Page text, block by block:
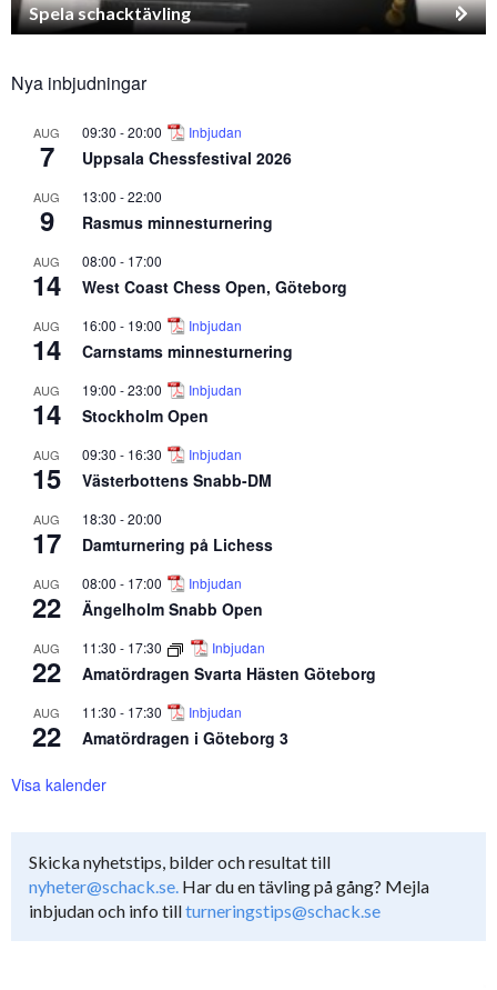
Spela schacktävling
Nya inbjudningar
AUG
7
09:30 -20:00 Inbjudan
Uppsala Chessfestival 2026
AUG
9
13:00 -22:00
Rasmus minnesturnering
AUG
14
08:00 - 17:00
West Coast Chess Open, Göteborg
AUG
14
16:00 - 19:00 Inbjudan
Carnstams minnesturnering
AUG
14
19:00 -23:00 Inbjudan
Stockholm Open
AUG
15
09:30 - 16:30 Inbjudan
Västerbottens Snabb-DM
AUG
17
18:30 -20:00
Damturnering på Lichess
AUG
22
08:00 - 17:00 Inbjudan
Ängelholm Snabb Open
AUG
22
11:30 - 17:30 Inbjudan
Amatördragen Svarta Hästen Göteborg
AUG
22
11:30 - 17:30 Inbjudan
Amatördragen i Göteborg 3
Visa kalender
Skicka nyhetstips, bilder och resultat till
nyheter@schack.se. Har du en tävling på gång? Mejla
inbjudan och info tillturneringstips@schack.se